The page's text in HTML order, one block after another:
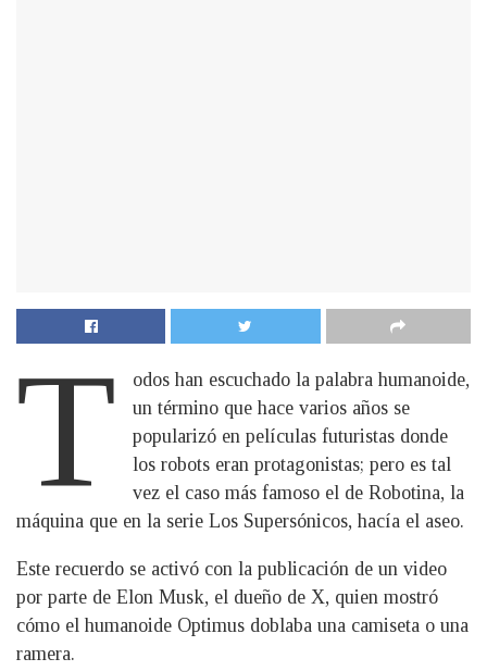
T
odos han escuchado la palabra humanoide,
un término que hace varios años se
popularizó en películas futuristas donde
los robots eran protagonistas; pero es tal
vez el caso más famoso el de Robotina, la
máquina que en la serie Los Supersónicos, hacía el aseo.
Este recuerdo se activó con la publicación de un video
por parte de Elon Musk, el dueño de X, quien mostró
cómo el humanoide Optimus doblaba una camiseta o una
ramera.